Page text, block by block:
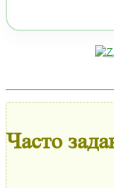
Часто